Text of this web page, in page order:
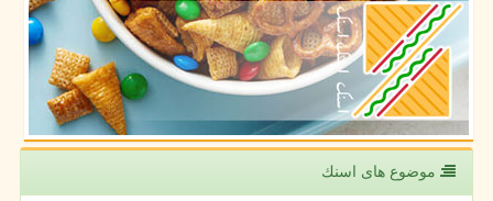
موضوع های اسنك